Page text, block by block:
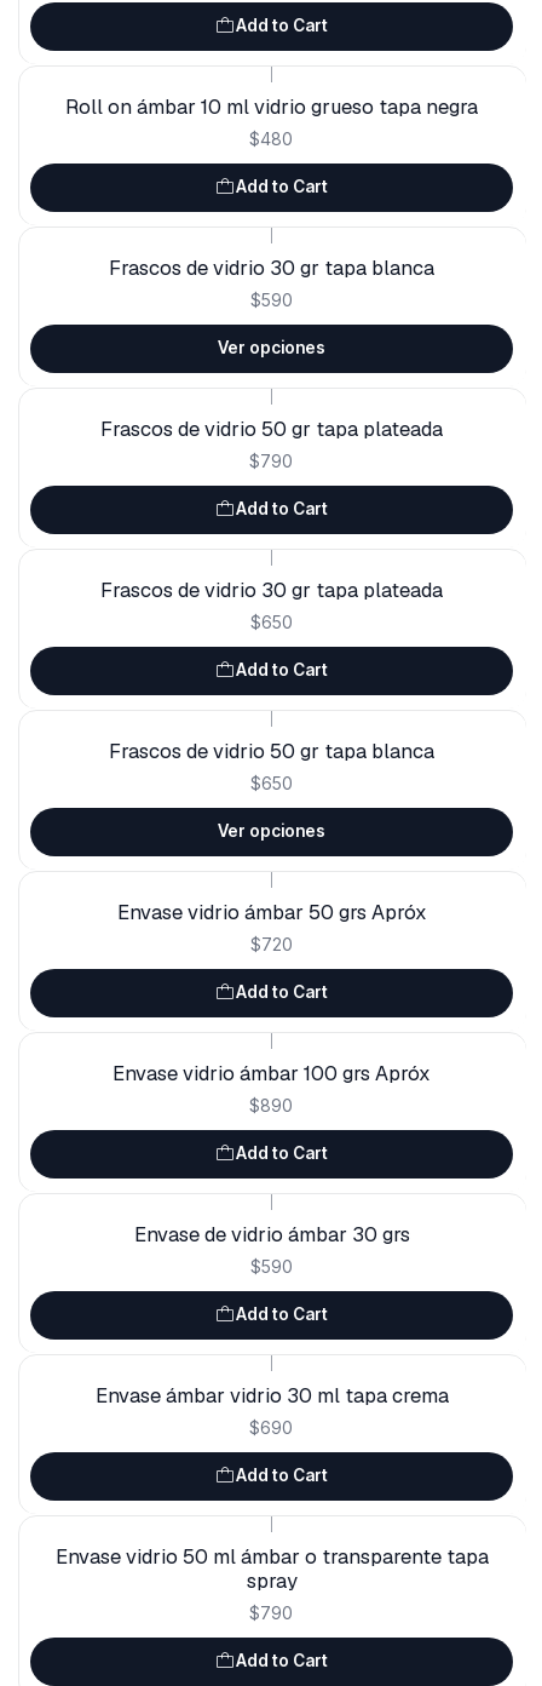
Add to Cart
Roll on ámbar 10 ml vidrio grueso tapa negra
$480
Add to Cart
Frascos de vidrio 30 gr tapa blanca
$590
Ver opciones
Frascos de vidrio 50 gr tapa plateada
$790
Add to Cart
Frascos de vidrio 30 gr tapa plateada
$650
Add to Cart
Frascos de vidrio 50 gr tapa blanca
$650
Ver opciones
Envase vidrio ámbar 50 grs Apróx
$720
Add to Cart
Envase vidrio ámbar 100 grs Apróx
$890
Add to Cart
Envase de vidrio ámbar 30 grs
$590
Add to Cart
Envase ámbar vidrio 30 ml tapa crema
$690
Add to Cart
Envase vidrio 50 ml ámbar o transparente tapa
spray
$790
Add to Cart